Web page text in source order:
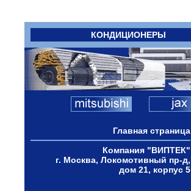
КОНДИЦИОНЕРЫ
Главная страница
Компания "ВИПТЕК"
г. Москва, Локомотивный пр-д,
дом 21, корпус 5